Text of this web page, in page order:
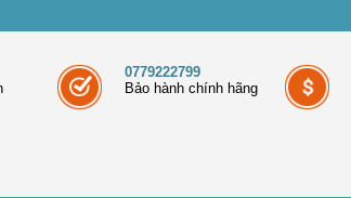
0779222799
Bảo hành chính hãng